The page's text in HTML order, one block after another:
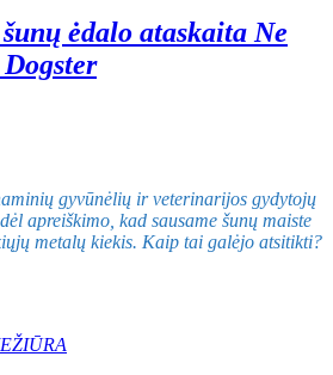
ėdalo ataskaita Ne
gyvūnėlių ir veterinarijos gydytojų
apreiškimo, kad sausame šunų maiste
metalų kiekis. Kaip tai galėjo atsitikti?